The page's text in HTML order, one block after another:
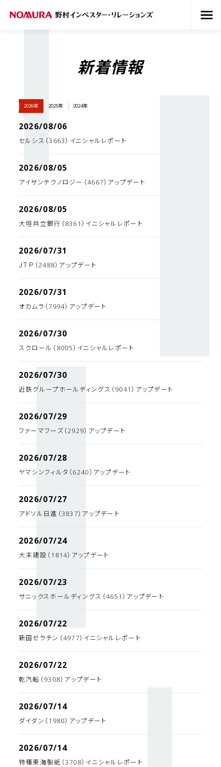
新着情報
2026年 2025年 2024年
2026/08/06
セルシス（3663）イニシャルレポート
2026/08/05
アイサンテクノロジー（4667）アップデート
2026/08/05
大垣共立銀行（8361）イニシャルレポート
2026/07/31
ＪＴＰ（2488）アップデート
2026/07/31
オカムラ（7994）アップデート
2026/07/30
スクロール（8005）イニシャルレポート
2026/07/30
近鉄グループホールディングス（9041）アップデート
2026/07/29
ファーマフーズ（2929）アップデート
2026/07/28
ヤマシンフィルタ（6240）アップデート
2026/07/27
アドソル日進（3837）アップデート
2026/07/24
大末建設（1814）アップデート
2026/07/23
サニックスホールディングス（4651）アップデート
2026/07/22
新田ゼラチン（4977）イニシャルレポート
2026/07/22
乾汽船（9308）アップデート
2026/07/14
ダイダン（1980）アップデート
2026/07/14
特種東海製紙（3708）イニシャルレポート